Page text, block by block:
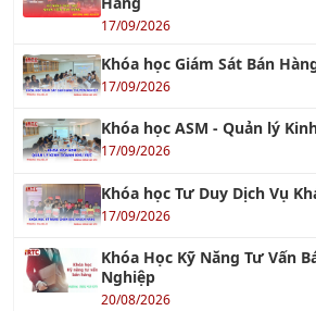
17/09/2026
Khóa học Giám Sát Bán
17/09/2026
Khóa học ASM - Quản lý
17/09/2026
Khóa học Tư Duy Dịch Vụ
17/09/2026
Khóa Học Kỹ Năng Tư Vấn
Nghiệp
20/08/2026